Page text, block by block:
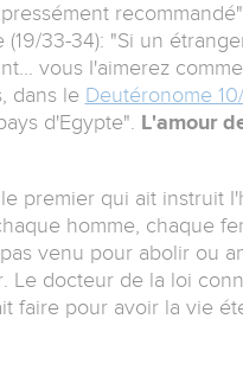
33-34): "Si un
vous I'aimerez
dans le Deutéronome
d'Egypte". L'amour
premier qui ait instruit
homme, chaque
venu pour abolir ou
Le docteur de la loi
faire pour avoir la vie